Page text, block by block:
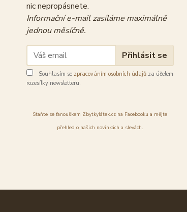
nic nepropásnete.
Informační e-mail zasíláme maximálně
jednou měsíčně.
Přihlásit se
Souhlasím se zpracováním osobních údajů za účelem
rozesílky newsletteru.
Staňte se fanouškem Zbytkylátek.cz na Facebooku a mějte
přehled o našich novinkách a slevách.